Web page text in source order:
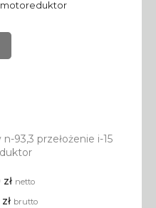
93,3 przełożenie i-15
netto
brutto